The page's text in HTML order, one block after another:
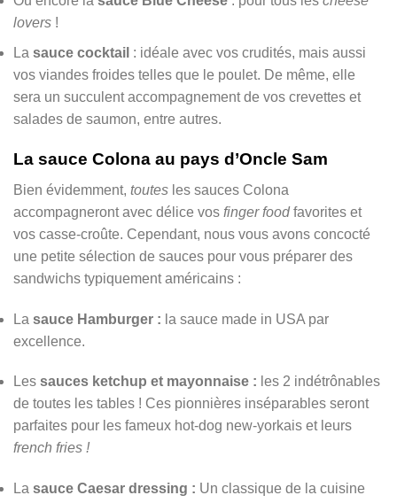
lovers !
La sauce cocktail : idéale avec vos crudités, mais aussi
vos viandes froides telles que le poulet. De même, elle
sera un succulent accompagnement de vos crevettes et
salades de saumon, entre autres.
La sauce Colona au pays d’Oncle Sam
Bien évidemment, toutes les sauces Colona
accompagneront avec délice vos finger foodfavorites et
vos casse-croûte. Cependant, nous vous avons concocté
une petite sélection de sauces pour vous préparer des
sandwichs typiquement américains :
La sauce Hamburger : la sauce made in USA par
excellence.
Les sauces ketchup et mayonnaise : les 2 indétrônables
de toutes les tables ! Ces pionnières inséparables seront
parfaites pour les fameux hot-dog new-yorkais et leurs
french fries !
La sauce Caesar dressing : Un classique de la cuisine